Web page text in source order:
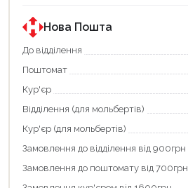
державною
програмою
єКнига.
Використовуйте
карту
щоб
зекономити
та
отримати
переваги!
картою
єКнига
Нова Пошта
До відділення
Поштомат
Кур'єр
Відділення (для мольбертів)
Кур'єр (для мольбертів)
Замовлення до відділення від 900грн
Замовлення до поштомату від 700грн